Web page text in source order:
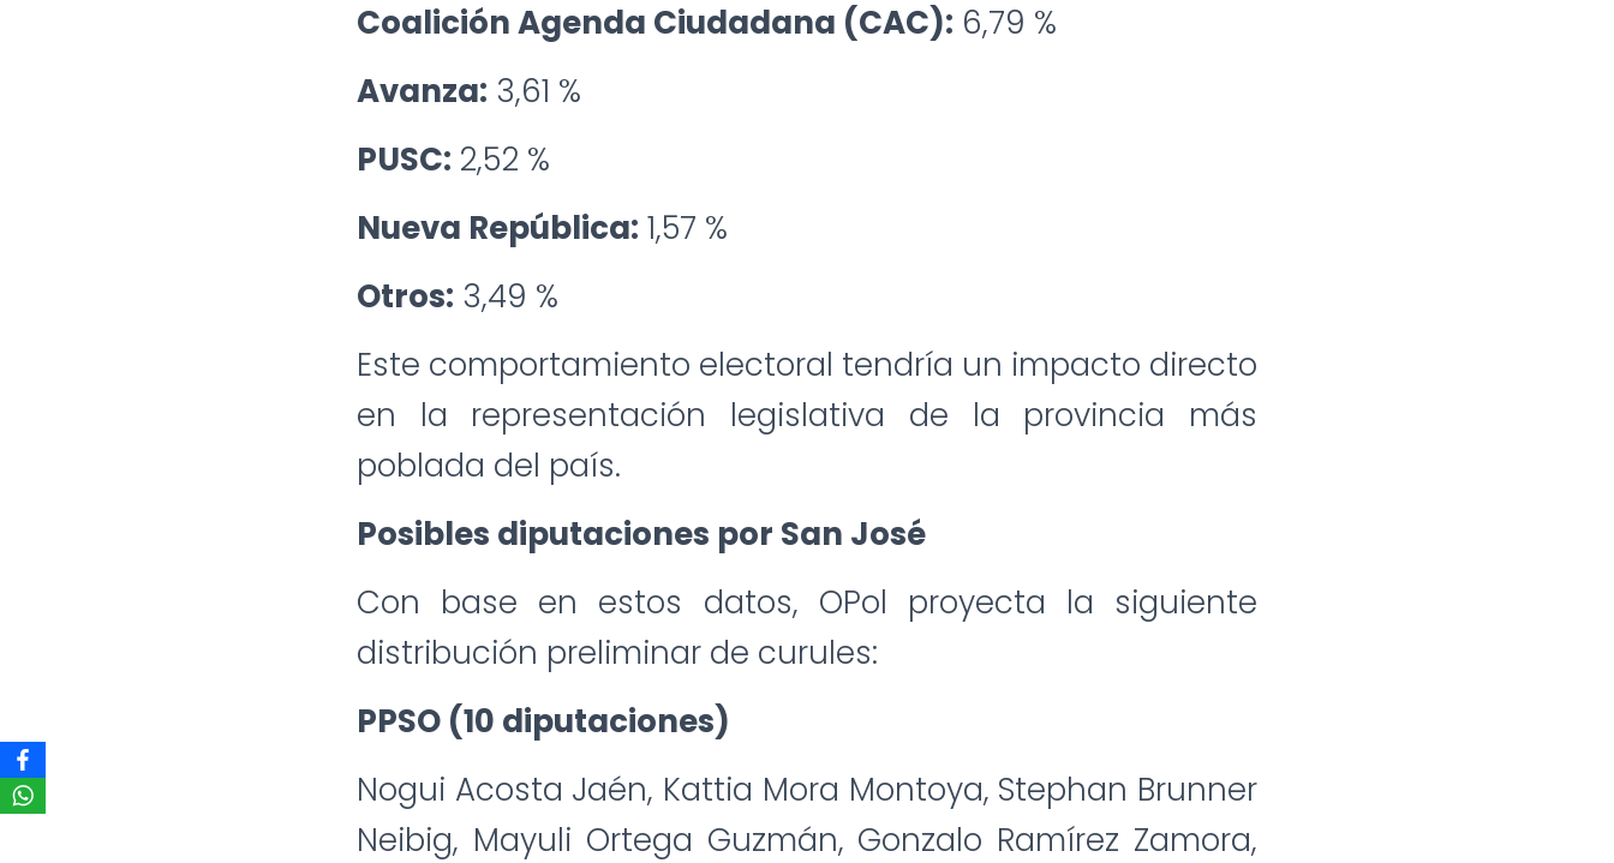
Coalición Agenda Ciudadana (CAC): 6,79 %
Avanza: 3,61 %
PUSC: 2,52 %
Nueva República: 1,57 %
Otros: 3,49 %
Este comportamiento electoral tendría un impacto directo
en la representación legislativa de la provincia más
poblada del país.
Posibles diputaciones por San José
Con base en estos datos, OPol proyecta la siguiente
distribución preliminar de curules:
PPSO (10 diputaciones)
Nogui Acosta Jaén, Kattia Mora Montoya, Stephan Brunner
Neibig, Mayuli Ortega Guzmán, Gonzalo Ramírez Zamora,